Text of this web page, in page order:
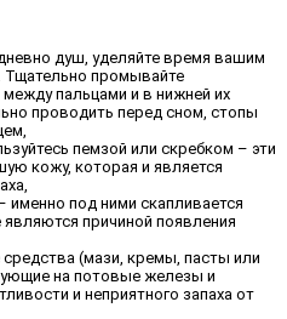
душ, уделяйте время вашим
Тщательно промывайте
пальцами и в нижней их
проводить перед сном, стопы
пемзой или скребком – эти
кожу, которая и является
именно под ними скапливается
причиной появления
(мази, кремы, пасты или
на потовые железы и
и неприятного запаха от